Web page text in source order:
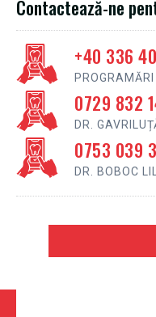
Contactează-ne
+40 336
0729 832
DR.
0753 039
DR. BOBOC